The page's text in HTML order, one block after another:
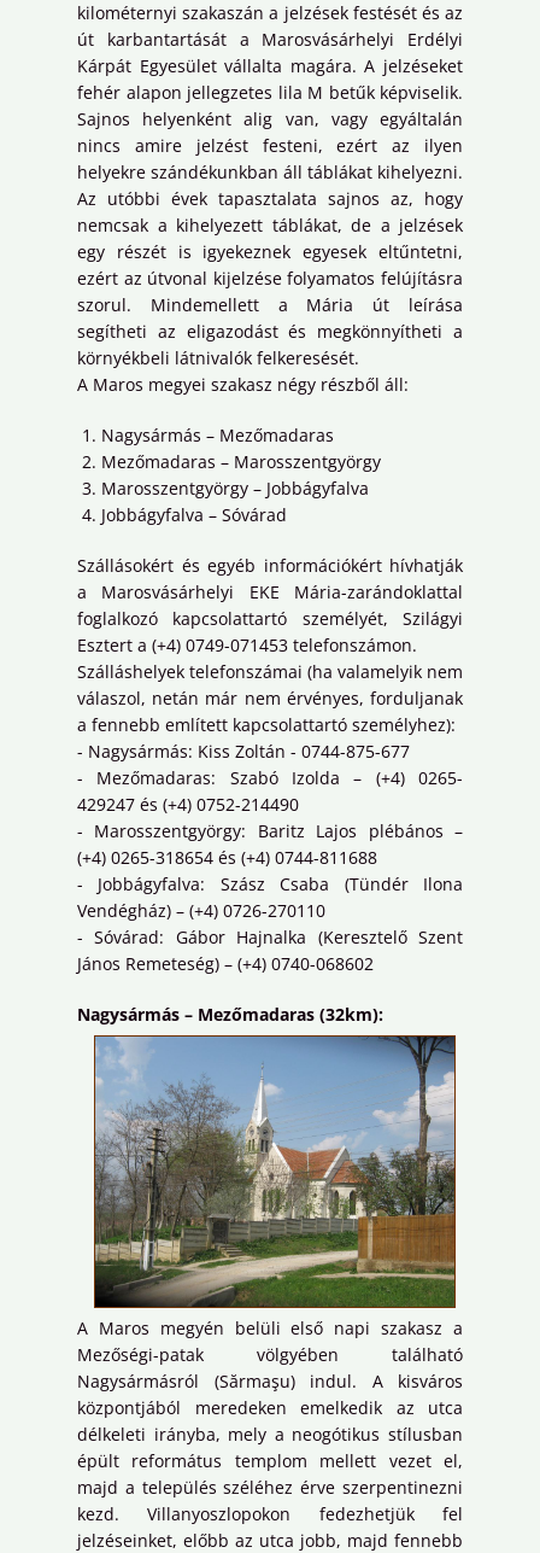
kilométernyi szakaszán a jelzések festését és az
út karbantartását a Marosvásárhelyi Erdélyi
Kárpát Egyesület vállalta magára. A jelzéseket
fehér alapon jellegzetes lila M betűk képviselik.
Sajnos helyenként alig van, vagy egyáltalán
nincs amire jelzést festeni, ezért az ilyen
helyekre szándékunkban áll táblákat kihelyezni.
Az utóbbi évek tapasztalata sajnos az, hogy
nemcsak a kihelyezett táblákat, de a jelzések
egy részét is igyekeznek egyesek eltűntetni,
ezért az útvonal kijelzése folyamatos felújításra
szorul. Mindemellett a Mária út leírása
segítheti az eligazodást és megkönnyítheti a
környékbeli látnivalók felkeresését.
A Maros megyei szakasz négy részből áll:
Nagysármás – Mezőmadaras
Mezőmadaras – Marosszentgyörgy
Marosszentgyörgy – Jobbágyfalva
Jobbágyfalva – Sóvárad
Szállásokért és egyéb információkért hívhatják
a Marosvásárhelyi EKE Mária-zarándoklattal
foglalkozó kapcsolattartó személyét, Szilágyi
Esztert a (+4) 0749-071453 telefonszámon.
Szálláshelyek telefonszámai (ha valamelyik nem
válaszol, netán már nem érvényes, forduljanak
a fennebb említett kapcsolattartó személyhez):
- Nagysármás: Kiss Zoltán - 0744-875-677
- Mezőmadaras: Szabó Izolda – (+4) 0265-
429247 és (+4) 0752-214490
- Marosszentgyörgy: Baritz Lajos plébános –
(+4) 0265-318654 és (+4) 0744-811688
- Jobbágyfalva: Szász Csaba (Tündér Ilona
Vendégház) – (+4) 0726-270110
- Sóvárad: Gábor Hajnalka (Keresztelő Szent
János Remeteség) – (+4) 0740-068602
Nagysármás – Mezőmadaras (32km):
A Maros megyén belüli első napi szakasz a
Mezőségi-patak völgyében található
Nagysármásról (Sărmaşu) indul. A kisváros
központjából meredeken emelkedik az utca
délkeleti irányba, mely a neogótikus stílusban
épült református templom mellett vezet el,
majd a település széléhez érve szerpentinezni
kezd. Villanyoszlopokon fedezhetjük fel
jelzéseinket, előbb az utca jobb, majd fennebb